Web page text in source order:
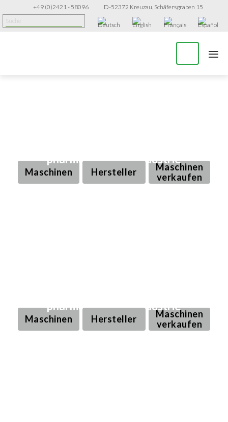
+49 (0)2421 - 58096 D-52372 Kreuzau, Schäfersgraben 15
≡
pharmazeutische Industrie
Hersteller
Maschinen
Maschinen
verkaufen
pharmazeutische Industrie
Hersteller
Maschinen
Maschinen
verkaufen